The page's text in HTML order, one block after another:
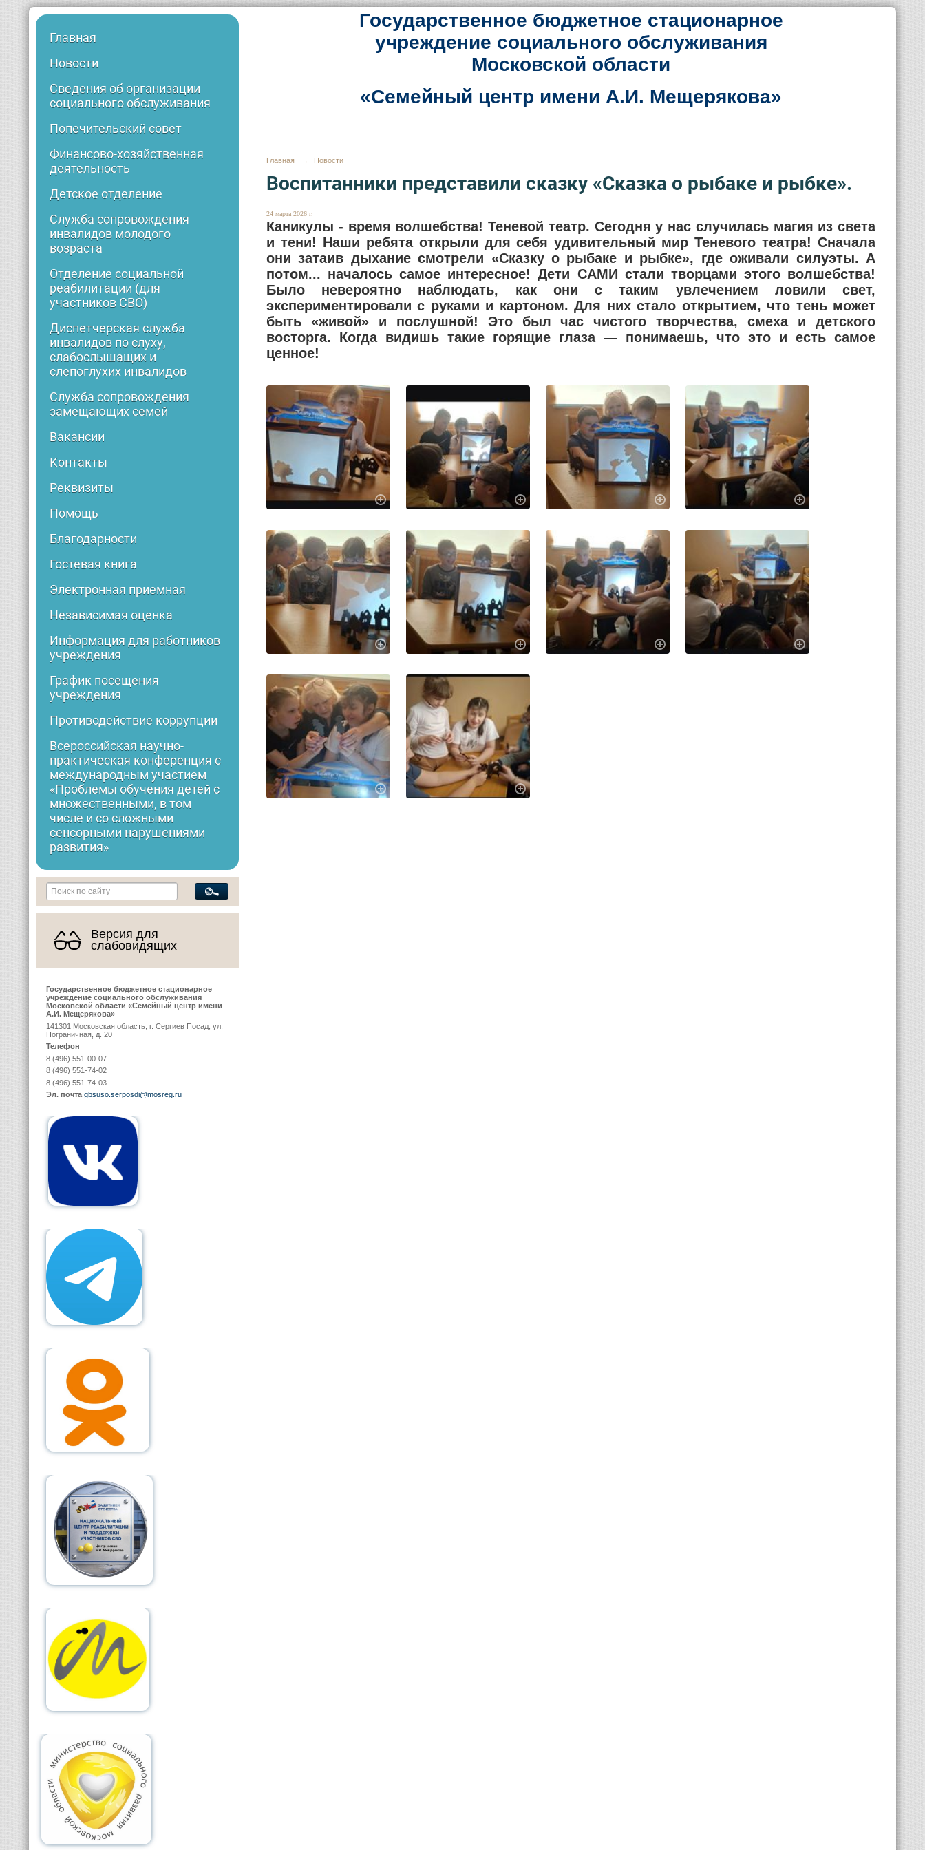
Главная
Новости
Сведения об организации
социального обслуживания
Попечительский совет
Финансово-хозяйственная
деятельность
Детское отделение
Служба сопровождения
инвалидов молодого
возраста
Отделение социальной
реабилитации (для
участников СВО)
Диспетчерская служба
инвалидов по слуху,
слабослышащих и
слепоглухих инвалидов
Служба сопровождения
замещающих семей
Вакансии
Контакты
Реквизиты
Помощь
Благодарности
Гостевая книга
Электронная приемная
Независимая оценка
Информация для работников
учреждения
График посещения
учреждения
Противодействие коррупции
Всероссийская научно-
практическая конференция с
международным участием
«Проблемы обучения детей с
множественными, в том
числе и со сложными
сенсорными нарушениями
развития»
Версия для
слабовидящих
Государственное бюджетное стационарное
учреждение социального обслуживания
Московской области «Семейный центр имени
А.И. Мещерякова»
141301 Московская область, г. Сергиев Посад, ул.
Пограничная, д. 20
Телефон
8 (496) 551-00-07
8 (496) 551-74-02
8 (496) 551-74-03
Эл. почта gbsuso.serposdi@mosreg.ru
Государственное бюджетное стационарное
учреждение социального обслуживания
Московской области
«Семейный центр имени А.И. Мещерякова»
Главная → Новости
Воспитанники представили сказку «Сказка о рыбаке и рыбке».
24 марта 2026 г.
Каникулы - время волшебства! Теневой театр. Сегодня у нас случилась магия из света
и тени! Наши ребята открыли для себя удивительный мир Теневого театра! Сначала
они затаив дыхание смотрели «Сказку о рыбаке и рыбке», где оживали силуэты. А
потом... началось самое интересное! Дети САМИ стали творцами этого волшебства!
Было невероятно наблюдать, как они с таким увлечением ловили свет,
экспериментировали с руками и картоном. Для них стало открытием, что тень может
быть «живой» и послушной! Это был час чистого творчества, смеха и детского
восторга. Когда видишь такие горящие глаза — понимаешь, что это и есть самое
ценное!